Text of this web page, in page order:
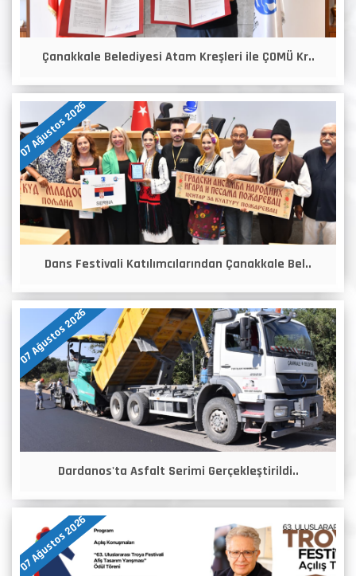
Çanakkale Belediyesi Atam Kreşleri ile ÇOMÜ Kr..
07 Ağustos 2026
Dans Festivali Katılımcılarından Çanakkale Bel..
07 Ağustos 2026
Dardanos'ta Asfalt Serimi Gerçekleştirildi..
07 Ağustos 2026